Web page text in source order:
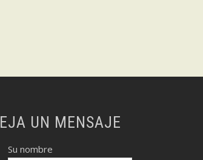
DEJA UN MENSAJE
Su nombre